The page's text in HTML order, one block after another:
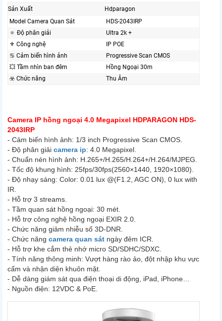
Sản Xuất
Hdparagon
Model Camera Quan Sát
HDS-2043IRP
🔅 Độ phân giải
Ultra 2k +
⚜️ Công nghệ
IP POE
♋ Cảm biến hình ảnh
Progressive Scan CMOS
💥 Tầm nhìn ban đêm
Hồng Ngoại 30m
☣️ Chức năng
Thu Âm
Camera IP hồng ngoại 4.0 Megapixel HDPARAGON HDS-
2043IRP
- Cảm biến hình ảnh: 1/3 inch Progressive Scan CMOS.
- Độ phân giải camera ip: 4.0 Megapixel.
- Chuẩn nén hình ảnh: H.265+/H.265/H.264+/H.264/MJPEG.
- Tốc độ khung hình: 25fps/30fps(2560×1440, 1920×1080).
- Độ nhạy sáng: Color: 0.01 lux @(F1.2, AGC ON), 0 lux with
IR.
- Hỗ trợ 3 streams.
- Tầm quan sát hồng ngoại: 30 mét.
- Hỗ trợ công nghệ hồng ngoại EXIR 2.0.
- Chức năng giảm nhiễu số 3D-DNR.
- Chức năng camera quan sát ngày đêm ICR.
- Hỗ trợ khe cắm thẻ nhớ micro SD/SDHC/SDXC.
- Tính năng thông minh: Vượt hàng rào ảo, đột nhập khu vực
cấm và nhận diện khuôn mặt.
- Dễ dàng giám sát qua điện thoại di động, iPad, iPhone…
- Nguồn điện: 12VDC & PoE.